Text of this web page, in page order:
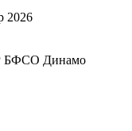
2026
Динамо